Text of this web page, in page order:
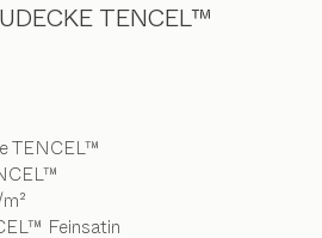
TENCEL™
TENCEL™
Feinsatin